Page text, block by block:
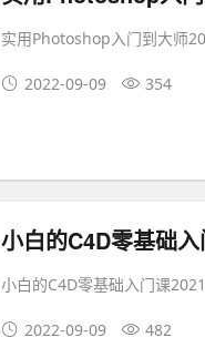
实用Photoshop入门到大师
2022-09-09 354
小白的C4D零基础入
小白的C4D零基础入门课
2022-09-09 482